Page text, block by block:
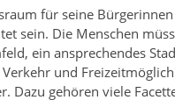
für seine
sein. Die Menschen
ein ansprechendes
und
Dazu gehören viele